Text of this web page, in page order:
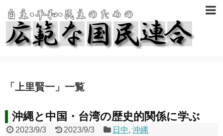
「 上里賢一 」 一覧
沖縄と中国・台湾の歴史的関係に学ぶ
2023/9/3 2023/9/3 日中,沖縄